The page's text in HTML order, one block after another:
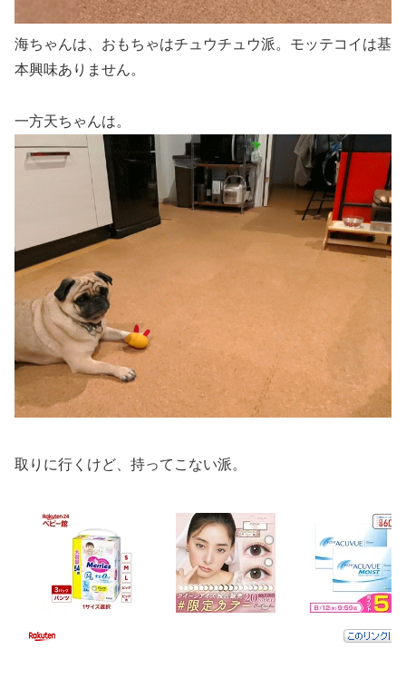
海ちゃんは、おもちゃはチュウチュウ派。モッテコイは基
本興味ありません。
一方天ちゃんは。
取りに行くけど、持ってこない派。